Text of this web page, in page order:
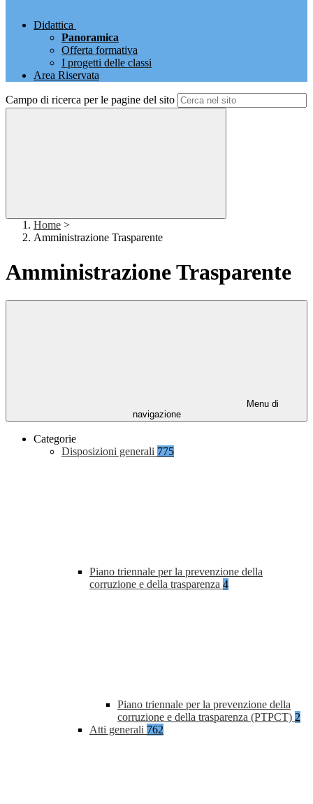
Didattica
Panoramica
Offerta formativa
I progetti delle classi
Area Riservata
Campo di ricerca per le pagine del sito
Home >
Amministrazione Trasparente
Amministrazione Trasparente
Menu di
navigazione
Categorie
Disposizioni generali 775
Piano triennale per la prevenzione della
corruzione e della trasparenza 4
Piano triennale per la prevenzione della
corruzione e della trasparenza (PTPCT) 2
Atti generali 762